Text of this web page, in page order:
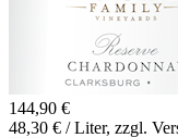
144,90 €
48,30 € / Liter, zzgl.